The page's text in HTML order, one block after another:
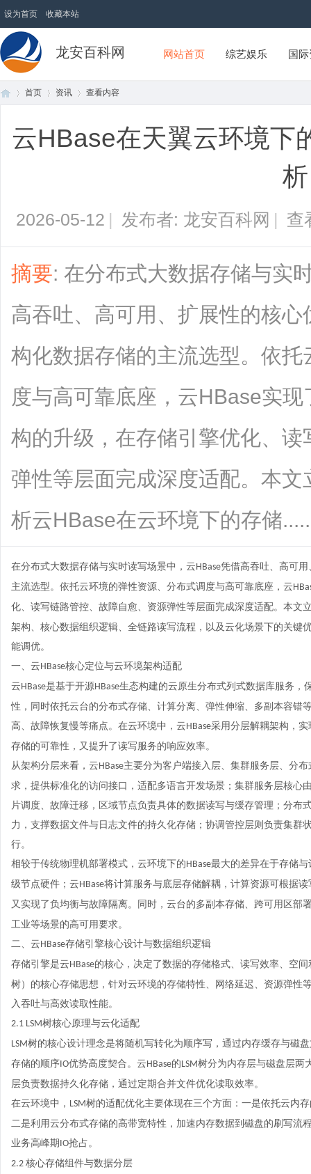
设为首页 收藏本站
龙安百科网 网站首页 综艺娱乐 国
首页 资讯 查看内容
云HBase在天翼云环境下
析
2026-05-12 | 发布者: 龙安百科网 | 查
摘要: 在分布式大数据存储与实
高吞吐、高可用、扩展性的核
构化数据存储的主流选型。依
度与高可靠底座，云HBase实
构的升级，在存储引擎优化、
弹性等层面完成深度适配。本
析云HBase在云环境下的存储
在分布式大数据存储与实时读写场景中，云HBase凭借高吞吐、高可
主流选型。依托云环境的弹性资源、分布式调度与高可靠底座，云
化、读写链路管控、故障自愈、资源弹性等层面完成深度适配。本文
架构、核心数据组织逻辑、全链路读写流程，以及云化场景下的关键
能调优。
一、云HBase核心定位与云环境架构适配
云HBase是基于开源HBase生态构建的云原生分布式列式数据库服务，
性，同时依托云台的分布式存储、计算分离、弹性伸缩、多副本容错
高、故障恢复慢等痛点。在云环境中，云HBase采用分层解耦架构，
存储的可靠性，又提升了读写服务的响应效率。
从架构分层来看，云HBase主要分为客户端接入层、集群服务层、分
求，提供标准化的访问接口，适配多语言开发场景；集群服务层核心
片调度、故障迁移，区域节点负责具体的数据读写与缓存管理；分
力，支撑数据文件与日志文件的持久化存储；协调管控层则负责集群
行。
相较于传统物理机部署模式，云环境下的HBase最大的差异在于存储
级节点硬件；云HBase将计算服务与底层存储解耦，计算资源可根据
又实现了负均衡与故障隔离。同时，云台的多副本存储、跨可用区部
工业等场景的高可用要求。
二、云HBase存储引擎核心设计与数据组织逻辑
存储引擎是云HBase的核心，决定了数据的存储格式、读写效率、空
树）的核心存储思想，针对云环境的存储特性、网络延迟、资源弹性
入吞吐与高效读取性能。
2.1 LSM树核心原理与云化适配
LSM树的核心设计理念是将随机写转化为顺序写，通过内存缓存与磁
存储的顺序IO优势高度契合。云HBase的LSM树分为内存层与磁盘层两
层负责数据持久化存储，通过定期合并文件优化读取效率。
在云环境中， LSM树的适配优化主要体现在三个方面：一是依托云内
二是利用云分布式存储的高带宽特性，加速内存数据到磁盘的刷写流
业务高峰期 IO抢占。
2.2 核心存储组件与数据分层